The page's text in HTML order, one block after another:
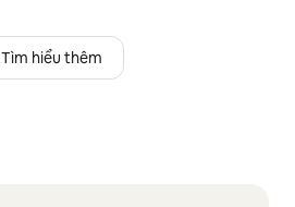
Tìm hiểu thêm